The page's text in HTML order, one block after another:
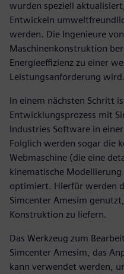
wurden speziell
Entwickeln
werden. Die Ingenieure
Maschinenkonstruktion
Energieeffizienz zu einer
Leistungsanforderung wird.
In einem nächsten Schritt
Entwicklungsprozess mit
Industries Software in
Folglich werden sogar die
Webmaschine (die eine
kinematische
optimiert. Hierfür werden
Simcenter Amesim
Konstruktion zu liefern.
Das Werkzeug zum
Simcenter Amesim, das
kann verwendet werden,